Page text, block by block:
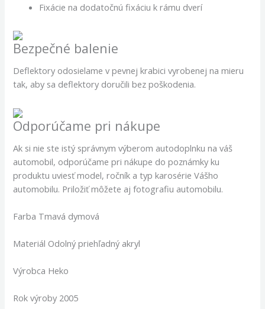
Fixácie na dodatočnú fixáciu k rámu dverí
Bezpečné balenie
Deflektory odosielame v pevnej krabici vyrobenej na mieru
tak, aby sa deflektory doručili bez poškodenia.
Odporúčame pri nákupe
Ak si nie ste istý správnym výberom autodoplnku na váš
automobil, odporúčame pri nákupe do poznámky ku
produktu uviesť model, ročník a typ karosérie Vášho
automobilu. Priložiť môžete aj fotografiu automobilu.
Farba Tmavá dymová
Materiál Odolný priehľadný akryl
Výrobca Heko
Rok výroby 2005